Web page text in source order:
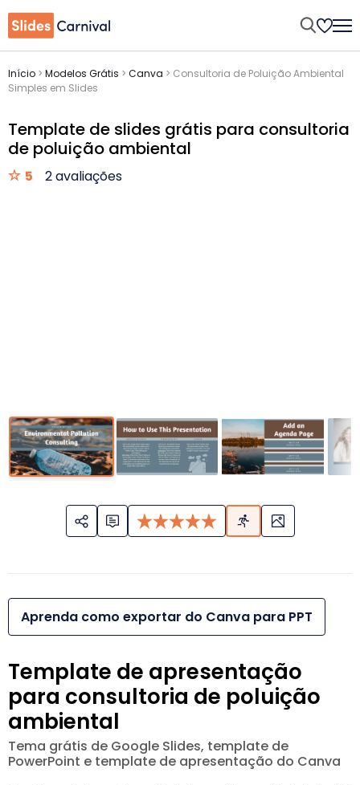
Início > Modelos Grátis > Canva > Consultoria de Poluição Ambiental
Simples em Slides
Template de slides grátis para consultoria
de poluição ambiental
5 2 avaliações
Aprenda como exportar do Canva para PPT
Template de apresentação
para consultoria de poluição
ambiental
Tema grátis de Google Slides, template de
PowerPoint e template de apresentação do Canva